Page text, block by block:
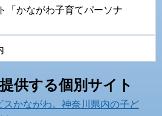
「かながわ子育てパーソナ
供する個別サイト